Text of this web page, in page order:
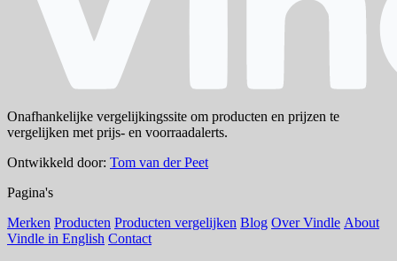
Onafhankelijke vergelijkingssite om producten en prijzen te
vergelijken met prijs- en voorraadalerts.
Ontwikkeld door: Tom van der Peet
Pagina's
Merken Producten Producten vergelijken Blog Over Vindle About
Vindle in English Contact